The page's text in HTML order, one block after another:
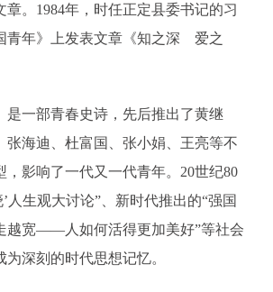
章。1984年，时任正定县委书记的习
青年》上发表文章《知之深 爱之
一部青春史诗，先后推出了黄继
张海迪、杜富国、张小娟、王亮等不
，影响了一代又一代青年。20世纪80
人生观大讨论”、新时代推出的“强国
越宽——人如何活得更加美好”等社会
深刻的时代思想记忆。